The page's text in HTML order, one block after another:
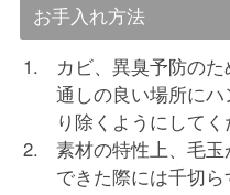
お手入れ方法
カビ、異臭予防の
通しの良い場所に
り除くようにしてく
素材の特性上、毛玉
できた際には千切